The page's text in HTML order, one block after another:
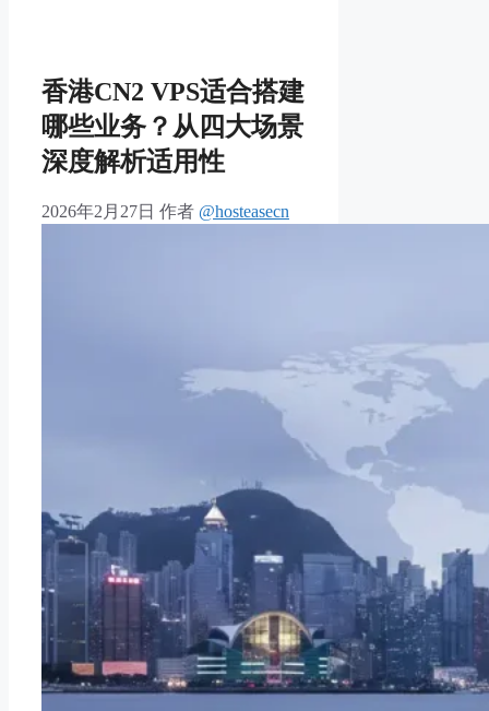
香港CN2 VPS适合搭建
哪些业务？从四大场景
深度解析适用性
2026年2月27日 作者 @hosteasecn